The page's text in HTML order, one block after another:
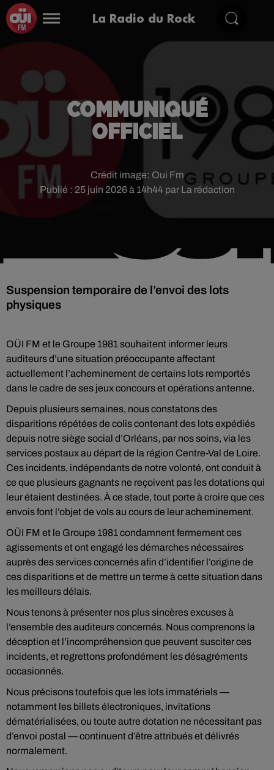
La Radio du Rock
COMMUNIQUÉ
OFFICIEL
Publié : 25 juin 2026 à 14h44 par La rédaction
Crédit image: Oui Fm
Suspension temporaire de l’envoi des lots
physiques
OÜI FM et le Groupe 1981 souhaitent informer leurs
auditeurs d’une situation préoccupante affectant
actuellement l’acheminement de certains lots remportés
dans le cadre de ses jeux concours et opérations antenne.
Depuis plusieurs semaines, nous constatons des
disparitions répétées de colis contenant des lots expédiés
depuis notre siège social d’Orléans, par nos soins, via les
services postaux au départ de la région Centre-Val de Loire.
Ces incidents, indépendants de notre volonté, ont conduit à
ce que plusieurs gagnants ne reçoivent pas les dotations qui
leur étaient destinées. À ce stade, tout porte à croire que ces
envois font l’objet de vols au cours de leur acheminement.
OÜI FM et le Groupe 1981 condamnent fermement ces
agissements et ont engagé les démarches nécessaires
auprès des services concernés afin d’identifier l’origine de
ces disparitions et de mettre un terme à cette situation dans
les meilleurs délais.
Nous tenons à présenter nos plus sincères excuses à
l’ensemble des auditeurs concernés. Nous comprenons la
déception et l’incompréhension que peuvent susciter ces
incidents, et regrettons profondément les désagréments
occasionnés.
Nous précisons toutefois que les lots immatériels —
notamment les billets électroniques, invitations
dématérialisées, ou toute autre dotation ne nécessitant pas
d’envoi postal — continuent d’être attribués et délivrés
normalement.